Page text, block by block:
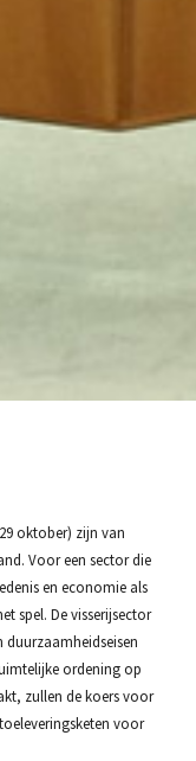
oktober) zijn van
Voor een sector die
en economie als
spel. De visserijsector
ordening op
zullen de koers voor
voor